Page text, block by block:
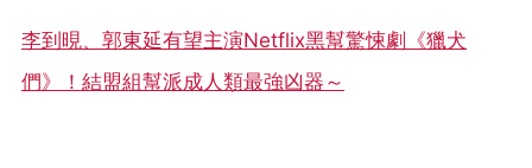
李到晛、郭東延有望主演Netflix黑幫驚悚劇《獵犬
們》！結盟組幫派成人類最強凶器～